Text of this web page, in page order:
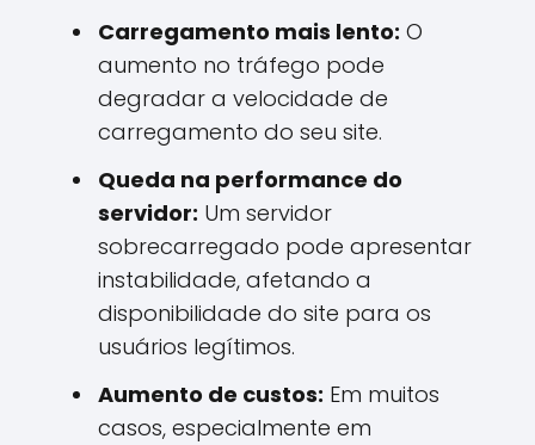
Carregamento mais lento: O
aumento no tráfego pode
degradar a velocidade de
carregamento do seu site.
Queda na performance do
servidor: Um servidor
sobrecarregado pode apresentar
instabilidade, afetando a
disponibilidade do site para os
usuários legítimos.
Aumento de custos: Em muitos
casos, especialmente em